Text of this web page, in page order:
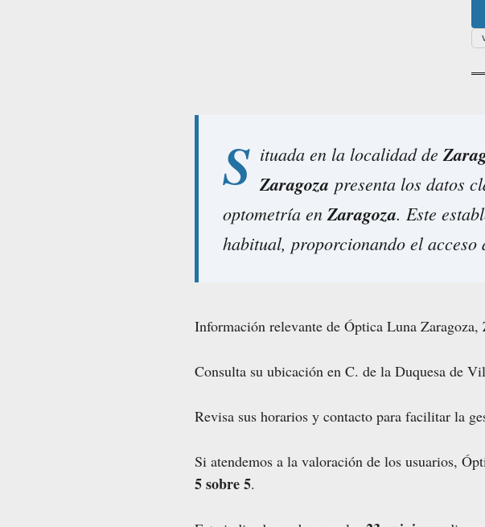
S ituada en la localidad de
Zaragoza presenta los datos
optometría enZaragoza. Este
habitual, proporcionando el
Información relevante de Óptica Luna Zaragoza,
Consulta su ubicación en C. de la Duquesa de
Revisa sus horarios y contacto para facilitar la
Si atendemos a la valoración de los usuarios,
5 sobre 5.